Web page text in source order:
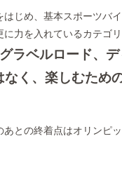
じめ、基本スポーツバ
力を入れているカテゴ
ラベルロード、デ
なく、楽しむため
との終着点はオリンピ